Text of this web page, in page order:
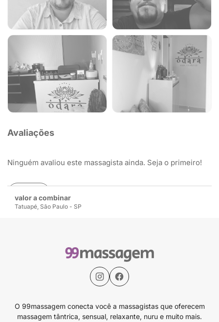
valor a combinar
Tatuapé, São Paulo - SP
Avaliações
Ninguém avaliou este massagista ainda. Seja o primeiro!
Avaliar
O 99massagem conecta você a massagistas que oferecem
massagem tântrica, sensual, relaxante, nuru e muito mais.